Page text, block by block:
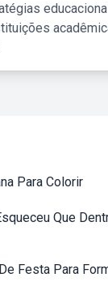
Para Colorir
Que
Festa Para